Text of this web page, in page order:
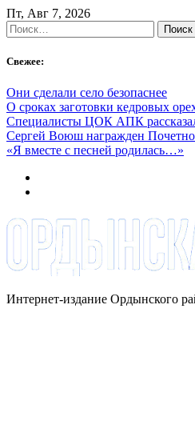
Skip
to
content
Пт, Авг 7, 2026
Найти:
Свежее:
Они сделали село безопаснее
О сроках заготовки кедровых
Специалисты ЦОК АПК
Сергей Воюш награжден
«Я вместе с песней родилась…»
Интернет-издание Ордынского